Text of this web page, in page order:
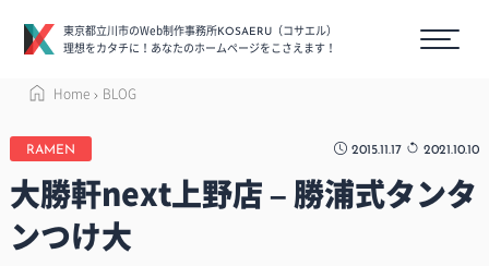
東京都立川市のWeb制作事務所KOSAERU
（コサエル）
理想をカタチに！あなたのホームページをこさえます！
Home BLOG
RAMEN 2015.11.17 2021.10.10
大勝軒next上野店 – 勝浦式タンタ
ンつけ大